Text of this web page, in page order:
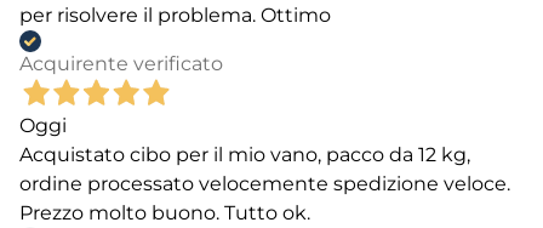
per risolvere il problema. Ottimo
Acquirente verificato
Oggi
Acquistato cibo per il mio vano, pacco da 12 kg,
ordine processato velocemente spedizione veloce.
Prezzo molto buono. Tutto ok.